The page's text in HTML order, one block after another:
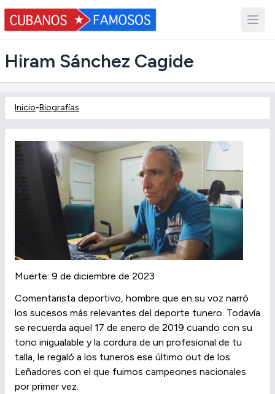
Hiram Sánchez Cagide
Inicio-Biografías
Muerte: 9 de diciembre de 2023
Comentarista deportivo, hombre que en su voz narró
los sucesos más relevantes del deporte tunero. Todavía
se recuerda aquel 17 de enero de 2019 cuando con su
tono inigualable y la cordura de un profesional de tu
talla, le regaló a los tuneros ese último out de los
Leñadores con el que fuimos campeones nacionales
por primer vez.